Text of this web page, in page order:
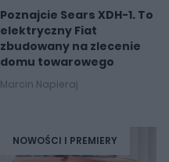
Poznajcie Sears XDH-1. To
elektryczny Fiat
zbudowany na zlecenie
domu towarowego
Marcin Napieraj
NOWOŚCI I PREMIERY